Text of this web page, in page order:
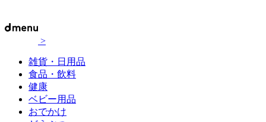
>
雑貨・日用品
食品・飲料
健康
ベビー用品
おでかけ